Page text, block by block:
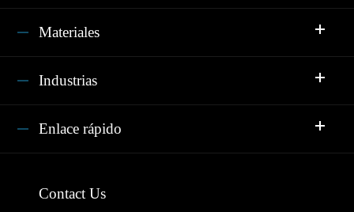
Materiales
Industrias
Enlace rápido
Contact Us